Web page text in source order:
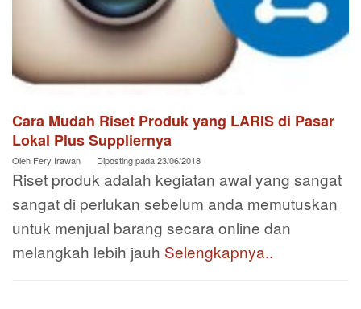
Cara Mudah Riset Produk yang LARIS di Pasar
Lokal Plus Suppliernya
Oleh Fery Irawan Diposting pada23/06/2018
Riset produk adalah kegiatan awal yang sangat
sangat di perlukan sebelum anda memutuskan
untuk menjual barang secara online dan
melangkah lebih jauh Selengkapnya..